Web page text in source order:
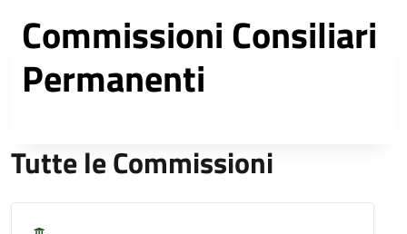
Commissioni Consiliari
Permanenti
Tutte le Commissioni